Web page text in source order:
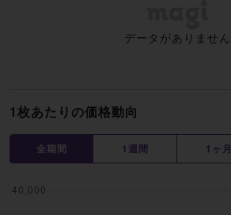
1枚あたりの価格動向
全期間 1週間 1ヶ月
データがありません